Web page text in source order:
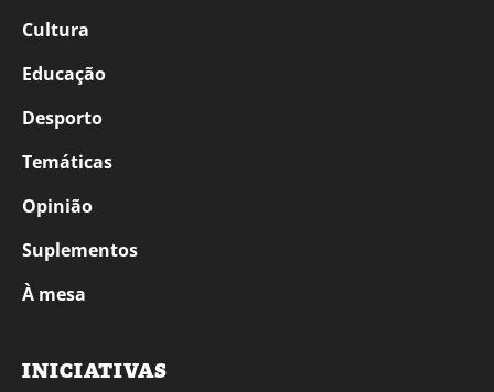
Cultura
Educação
Desporto
Temáticas
Opinião
Suplementos
À mesa
INICIATIVAS